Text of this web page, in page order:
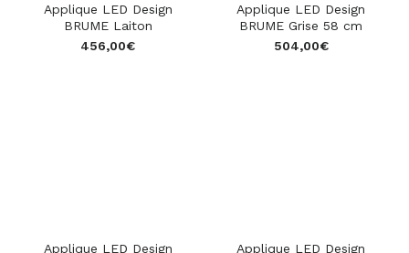
Applique LED Design
BRUME Laiton
456,00€
Applique LED Design
BRUME Grise 58 cm
504,00€
Applique LED Design
Applique LED Design